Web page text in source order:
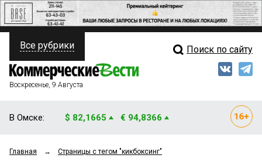
ПОЛИТИКА
ФИНАНСЫ
ОБЩЕСТВО
Свежий выпуск
Мнения
Все рубрики Поиск по сайту
Воскресенье, 9 Августа
В Омске: $ 82,1665 € 94,8366
Главная → Страницы c тегом "кикбоксинг"